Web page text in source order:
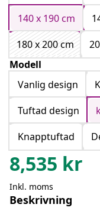
140 x 190 cm
180 x 200 cm
Modell
Vanlig design
Tuftad design
Knapptuftad
8,535 kr
Inkl. moms
Beskrivning